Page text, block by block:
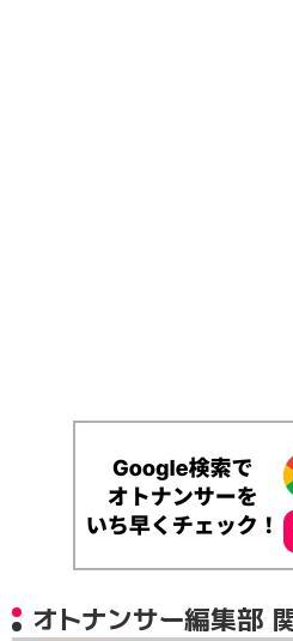
オトナンサー編集部